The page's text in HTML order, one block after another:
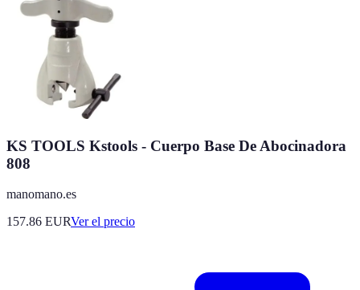
KS TOOLS Kstools - Cuerpo Base De Abocinadora
808
manomano.es
157.86 EURVer el precio